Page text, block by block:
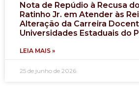
Nota de Repúdio à Recusa
Ratinho Jr. em Atender às
Alteração da Carreira
Universidades Estaduais do
LEIA MAIS »
25 de junho de 2026